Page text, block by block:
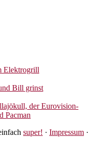
Elektrogrill
Bill grinst
der Eurovision-
Pacman
super! · Impressum ·